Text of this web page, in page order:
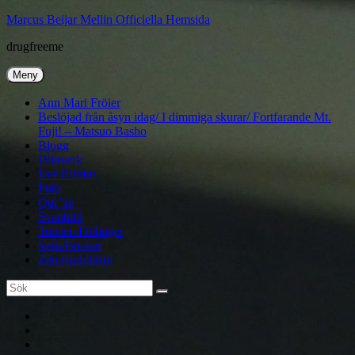
Hoppa
innehåll
Marcus Beijar Mellin Officiella Hemsida
drugfreeme
Meny
Ann Mari Fröier
Beslöjad från åsyn idag/ I dimmiga skurar/ Fortfarande Mt.
Fuji! – Matsuo Basho
Blogg
Diktverk
Eve Riimus
Foto
Qur’an
Svanhild
Torsten Föllinger
Verk/Böcker
Zen Buddhism
Sök
efter: